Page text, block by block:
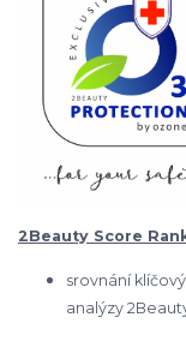
2Beauty Score
srovnání
analýzy